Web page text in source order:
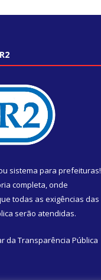
sistema para prefeituras!
completa, onde
todas as exigências das
serão atendidas.
da Transparência Pública